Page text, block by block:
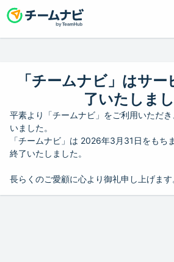
「チームナビ」はサ
了いたしま
平素より「チームナビ」をご利用いただ
いました。
「チームナビ」は 2026年3月31日をもち
終了いたしました。
長らくのご愛顧に心より御礼申し上げます